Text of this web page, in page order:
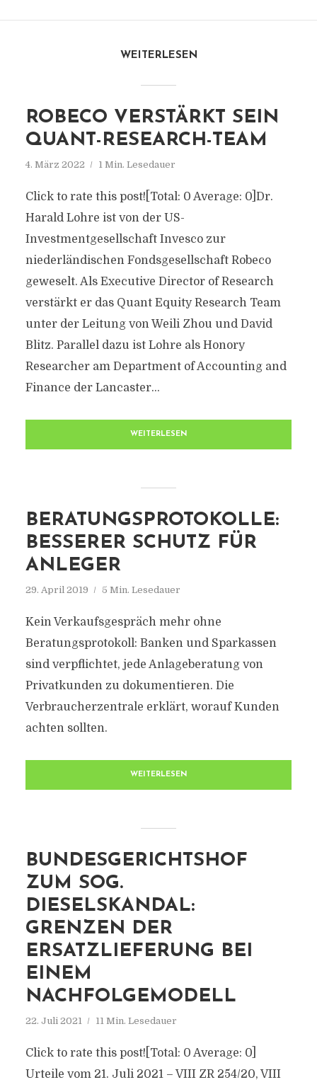
WEITERLESEN
ROBECO VERSTÄRKT SEIN
QUANT-RESEARCH-TEAM
4. März 2022 1 Min. Lesedauer
Click to rate this post![Total: 0 Average: 0]Dr.
Harald Lohre ist von der US-
Investmentgesellschaft Invesco zur
niederländischen Fondsgesellschaft Robeco
geweselt. Als Executive Director of Research
verstärkt er das Quant Equity Research Team
unter der Leitung von Weili Zhou und David
Blitz. Parallel dazu ist Lohre als Honory
Researcher am Department of Accounting and
Finance der Lancaster...
WEITERLESEN
BERATUNGSPROTOKOLLE:
BESSERER SCHUTZ FÜR
ANLEGER
29. April 2019 5 Min. Lesedauer
Kein Verkaufsgespräch mehr ohne
Beratungsprotokoll: Banken und Sparkassen
sind verpflichtet, jede Anlageberatung von
Privatkunden zu dokumentieren. Die
Verbraucherzentrale erklärt, worauf Kunden
achten sollten.
WEITERLESEN
BUNDESGERICHTSHOF
ZUM SOG.
DIESELSKANDAL:
GRENZEN DER
ERSATZLIEFERUNG BEI
EINEM
NACHFOLGEMODELL
22. Juli 2021 11 Min. Lesedauer
Click to rate this post![Total: 0 Average: 0]
Urteile vom 21. Juli 2021 – VIII ZR 254/20, VIII